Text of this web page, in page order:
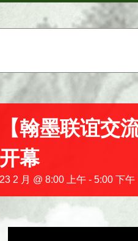
【翰墨联谊交
开幕
23 2 月 @ 8:00 上午 - 5:00 下午